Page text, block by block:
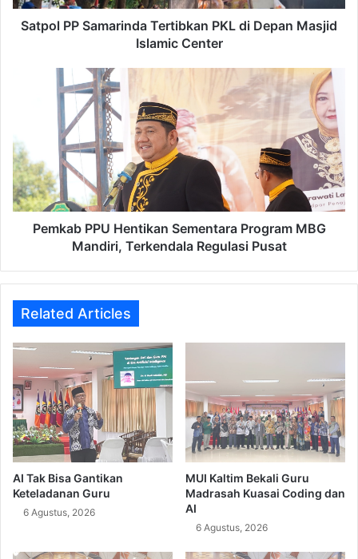
Islamic
Center
Satpol PP Samarinda Tertibkan PKL di Depan Masjid
Islamic Center
Sementara
Program
MBG
Mandiri,
Terkendala
Regulasi
PusatPemkab PPU Hentikan Sementara Program MBG
Mandiri, Terkendala Regulasi Pusat
Related Articles
AI Tak Bisa Gantikan
Keteladanan Guru
6 Agustus, 2026
MUI Kaltim Bekali Guru
Madrasah Kuasai Coding dan
AI
6 Agustus, 2026